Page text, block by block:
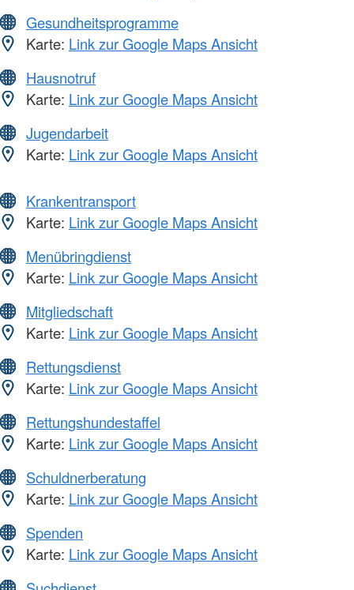
Gesundheitsprogramme
Karte: Link zur Google Maps Ansicht
Hausnotruf
Karte: Link zur Google Maps Ansicht
Jugendarbeit
Karte: Link zur Google Maps Ansicht
Krankentransport
Karte: Link zur Google Maps Ansicht
Menübringdienst
Karte: Link zur Google Maps Ansicht
Mitgliedschaft
Karte: Link zur Google Maps Ansicht
Rettungsdienst
Karte: Link zur Google Maps Ansicht
Rettungshundestaffel
Karte: Link zur Google Maps Ansicht
Schuldnerberatung
Karte: Link zur Google Maps Ansicht
Spenden
Karte: Link zur Google Maps Ansicht